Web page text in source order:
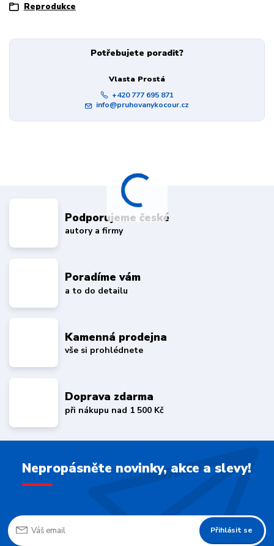
Reprodukce
Potřebujete poradit?
Vlasta Prostá
+420 777 695 871
info@pruhovanykocour.cz
Podporujeme české
autory a firmy
Poradíme vám
a to do detailu
Kamenná prodejna
vše si prohlédnete
Doprava zdarma
při nákupu nad 1 500 Kč
Nepropásněte novinky, akce a slevy!
Přihlásit se